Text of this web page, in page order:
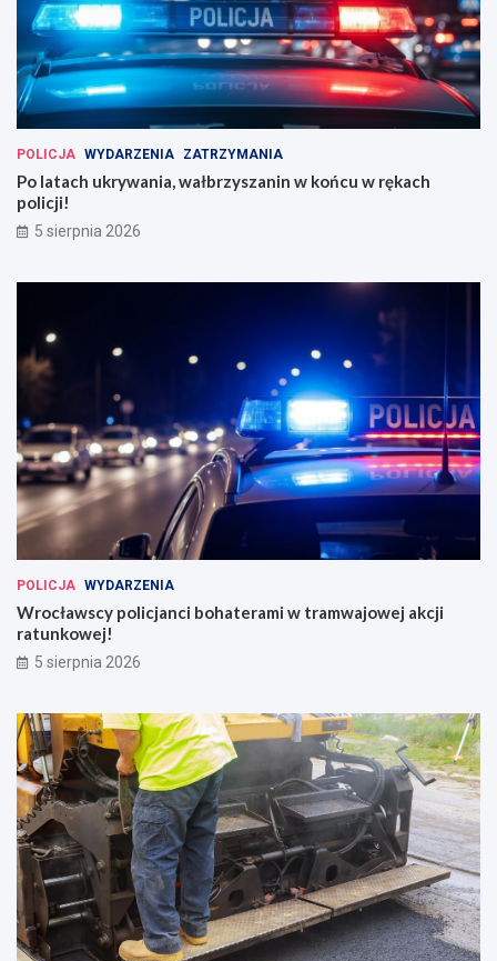
POLICJA WYDARZENIA ZATRZYMANIA
Po latach ukrywania, wałbrzyszanin w końcu w rękach
policji!
5 sierpnia 2026
POLICJA WYDARZENIA
Wrocławscy policjanci bohaterami w tramwajowej akcji
ratunkowej!
5 sierpnia 2026